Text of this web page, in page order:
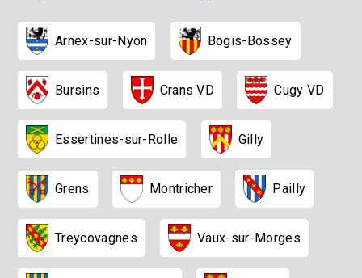
Arnex-sur-Nyon Bogis-Bossey
Bursins Crans VD Cugy VD
Essertines-sur-Rolle Gilly
Grens Montricher Pailly
Treycovagnes Vaux-sur-Morges